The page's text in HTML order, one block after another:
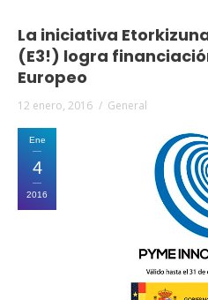
La iniciativa
(E3!) logra
Europeo
12 enero, 2016 General
Ene
4
2016